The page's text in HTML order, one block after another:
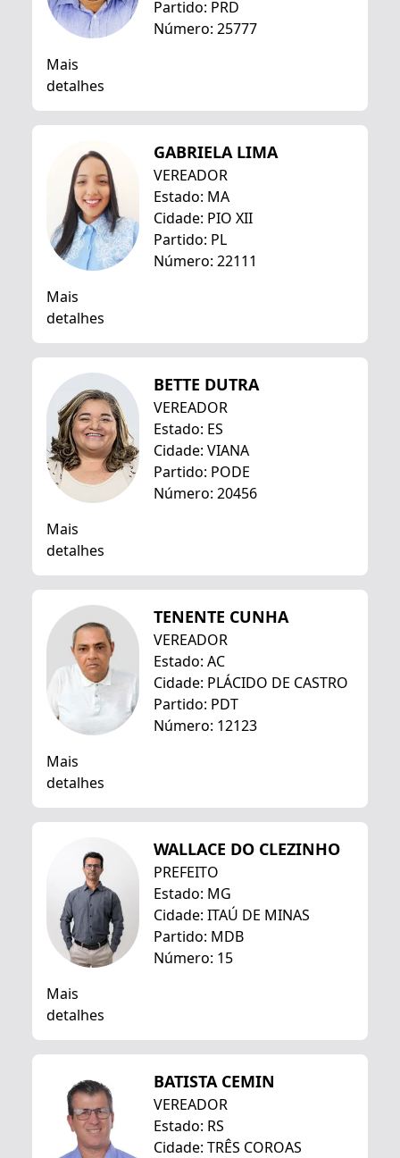
Partido: PRD
Número: 25777
Mais
detalhes
GABRIELA LIMA
VEREADOR
Estado: MA
Cidade: PIO XII
Partido: PL
Número: 22111
Mais
detalhes
BETTE DUTRA
VEREADOR
Estado: ES
Cidade: VIANA
Partido: PODE
Número: 20456
Mais
detalhes
TENENTE CUNHA
VEREADOR
Estado: AC
Cidade: PLÁCIDO DE CASTRO
Partido: PDT
Número: 12123
Mais
detalhes
WALLACE DO CLEZINHO
PREFEITO
Estado: MG
Cidade: ITAÚ DE MINAS
Partido: MDB
Número: 15
Mais
detalhes
BATISTA CEMIN
VEREADOR
Estado: RS
Cidade: TRÊS COROAS